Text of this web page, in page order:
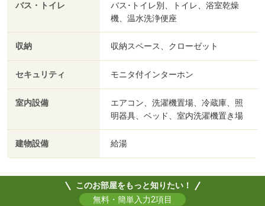
バス・トイレ
バス･トイレ別、トイレ、浴室乾燥
機、温水洗浄便座
収納 収納スペース、クローゼット
セキュリティ モニタ付インターホン
室内設備
エアコン、洗濯機置場、冷蔵庫、照
明器具、ベッド、室内洗濯機置き場
建物設備 給湯
このお部屋をもっと知りたい！
無料・簡単入力2項目